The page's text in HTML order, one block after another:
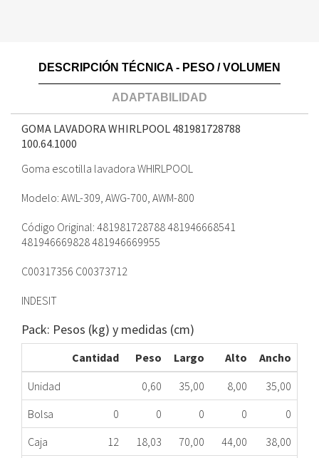
DESCRIPCIÓN TÉCNICA - PESO / VOLUMEN
ADAPTABILIDAD
GOMA LAVADORA WHIRLPOOL 481981728788
100.64.1000
Goma escotilla lavadora WHIRLPOOL
Modelo: AWL-309, AWG-700, AWM-800
Código Original: 481981728788 481946668541
481946669828 481946669955
C00317356 C00373712
INDESIT
Pack: Pesos (kg) y medidas (cm)
Cantidad Peso Largo Alto
Ancho
Unidad
0,60 35,00 8,00
35,00
Bolsa
0 0 0 0
0
Caja
12 18,03 70,00 44,00
38,00